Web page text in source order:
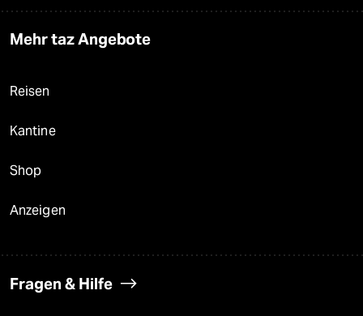
Mehr taz Angebote
Reisen
Kantine
Shop
Anzeigen
Fragen & Hilfe